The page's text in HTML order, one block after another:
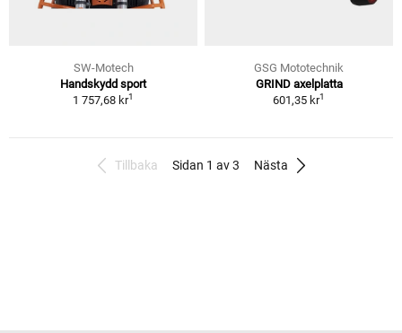
SW-Motech
Handskydd sport
1 757,68 kr1
GSG Mototechnik
GRIND axelplatta
601,35 kr1
Tillbaka Sidan 1 av 3 Nästa